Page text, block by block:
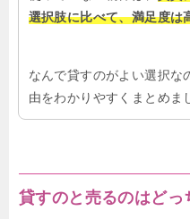
選択肢に比べて、満足度は
なんで貸すのがよい選択な
由をわかりやすくまとめま
貸すのと売るのはどっ